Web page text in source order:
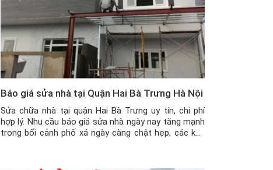
Báo giá sửa nhà tại Quận Hai Bà Trưng Hà Nội
Sửa chữa nhà tại quận Hai Bà Trưng uy tín, chi phí
hợp lý. Nhu cầu báo giá sửa nhà ngày nay tăng mạnh
trong bối cảnh phố xá ngày càng chật hẹp, các khu